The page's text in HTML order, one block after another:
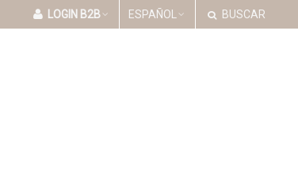
LOGIN B2B ESPAÑOL BUSCAR